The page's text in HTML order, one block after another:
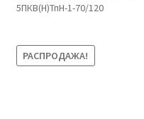
Новости
5ПКВ(Н)ТпН-1-70/120
РАСПРОДАЖА!